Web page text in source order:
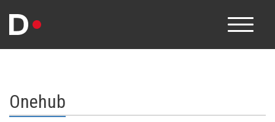
Onehub